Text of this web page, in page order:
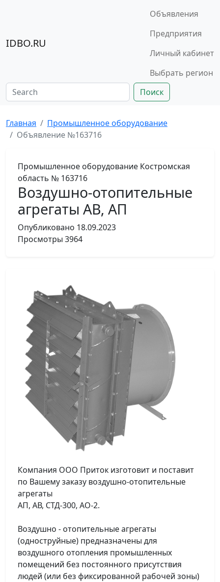
IDBO.RU
Объявления
Предприятия
Личный кабинет
Выбрать регион
Поиск
Главная
Промышленное оборудование
Объявление №163716
Промышленное оборудование Костромская
область № 163716
Воздушно-отопительные
агрегаты АВ, АП
Опубликовано 18.09.2023
Просмотры 3964
Компания ООО Приток изготовит и поставит
по Вашему заказу воздушно-отопительные
агрегаты
АП, АВ, СТД-300, АО-2.
Воздушно - отопительные агрегаты
(одноструйные) предназначены для
воздушного отопления промышленных
помещений без постоянного присутствия
людей (или без фиксированной рабочей зоны)